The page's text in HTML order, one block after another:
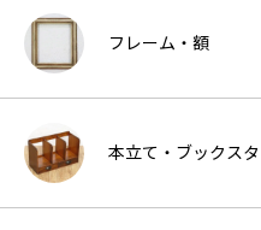
フレーム・額
本立て・ブックス